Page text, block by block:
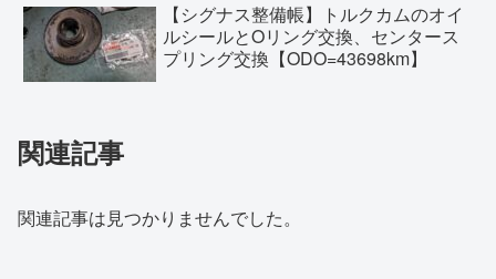
【シグナス整備帳】トルクカムのオイ
ルシールとOリング交換、センタース
プリング交換【ODO=43698km】
関連記事
関連記事は見つかりませんでした。